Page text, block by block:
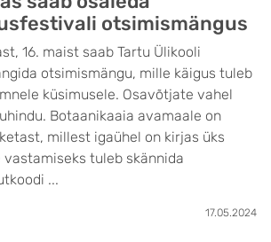
otsimismängus
16. maist saab Tartu Ülikooli
otsimismängu, mille käigus tuleb
küsimusele. Osavõtjate vahel
Botaanikaaia avamaale on
millest igaühel on kirjas üks
vastamiseks tuleb skännida
...
17.05.2024